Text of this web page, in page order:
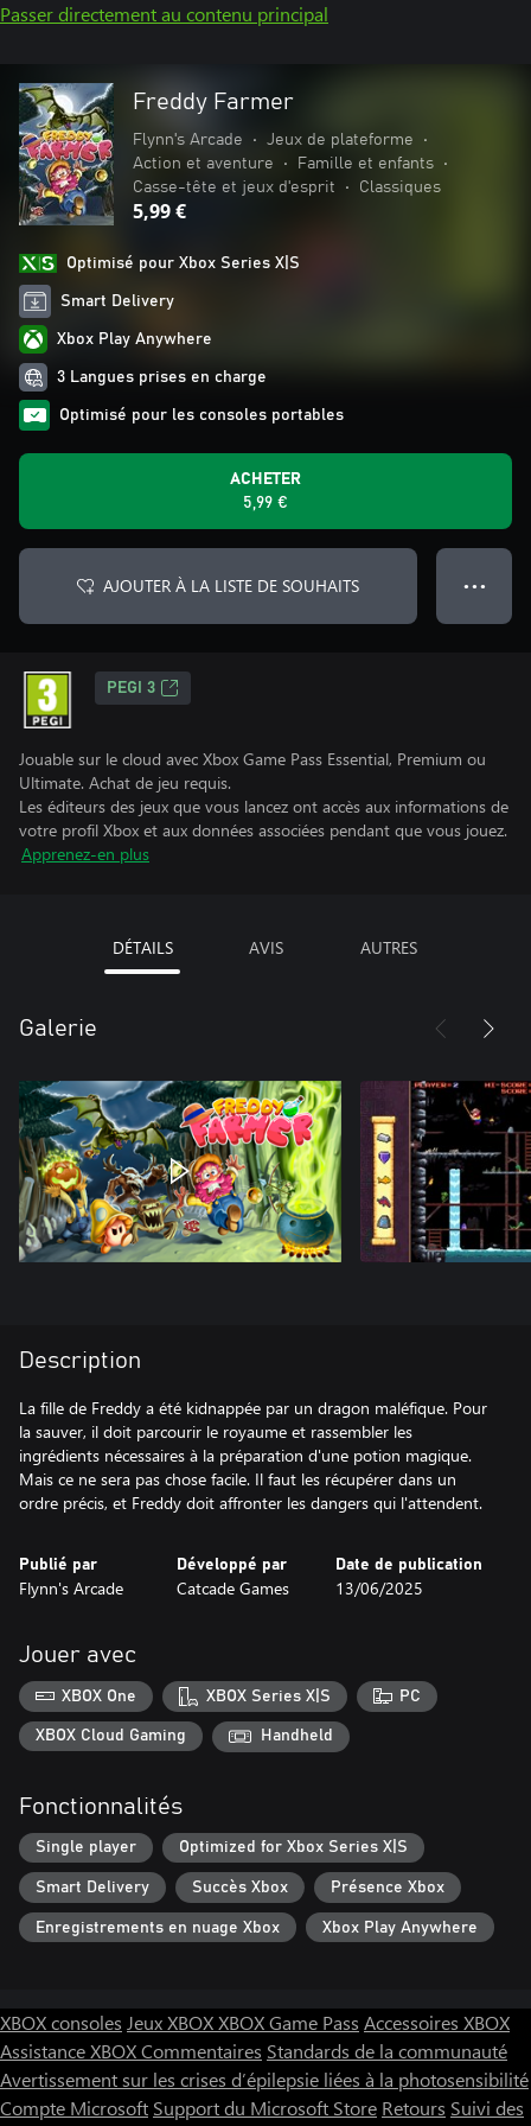
Passer directement au contenu principal
Freddy Farmer
Flynn's Arcade • Jeux de plateforme
•
Action et aventure
• Famille et enfants
•
Casse-tête et jeux d'esprit
• Classiques
5,99 €
Optimisé pour Xbox Series X|S
Smart Delivery
Xbox Play Anywhere
3 Langues prises en charge
Optimisé pour les consoles portables
ACHETER
5,99 €
AJOUTER À LA LISTE DE SOUHAITS ● ● ●
PEGI 3
Jouable sur le cloud avec Xbox Game Pass Essential, Premium ou
Ultimate. Achat de jeu requis.
Les éditeurs des jeux que vous lancez ont accès aux informations de
votre profil Xbox et aux données associées pendant que vous jouez.
Apprenez-en plus
DÉTAILS AVIS AUTRES
Galerie
Description
La fille de Freddy a été kidnappée par un dragon maléfique. Pour
la sauver, il doit parcourir le royaume et rassembler les
ingrédients nécessaires à la préparation d'une potion magique.
Mais ce ne sera pas chose facile. Il faut les récupérer dans un
ordre précis, et Freddy doit affronter les dangers qui l'attendent.
Publié par
Flynn's Arcade
Développé par
Catcade Games
Date de publication
13/06/2025
Jouer avec
XBOX One XBOX Series X|S PC
XBOX Cloud Gaming Handheld
Fonctionnalités
Single player Optimized for Xbox Series X|S
Smart Delivery Succès Xbox Présence Xbox
Enregistrements en nuage Xbox Xbox Play Anywhere
XBOX consoles Jeux XBOXXBOX Game Pass Accessoires XBOX
Assistance XBOXCommentaires Standards de la communauté
Avertissement sur les crises d’épilepsie liées à la photosensibilité
Compte Microsoft Support du Microsoft Store Retours Suivi des